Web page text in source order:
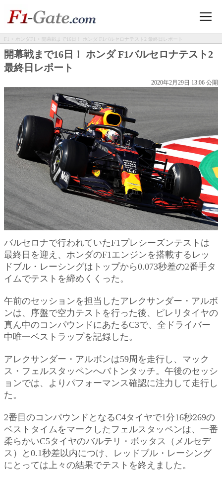
F1 > ホンダF1 > 開幕戦まで16日！ ホンダ F1バルセロナテスト2 最終日レポート
開幕戦まで16日！ ホンダ F1バルセロナテスト2
最終日レポート
2020年2月29日 13:06 公開
バルセロナで行われていたF1プレシーズンテストは
最終日を迎え、ホンダのF1エンジンを搭載するレッ
ドブル・レーシングはトップから0.073秒差の2番手タ
イムでテストを締めくくった。
午前のセッションを担当したアレクサンダー・アルボ
ンは、序盤で空力テストを行った後、ピレリタイヤの
真ん中のコンパウンドにあたるC3で、全ドライバー
中唯一ベストラップを記録した。
アレクサンダー・アルボンは59周を走行し、マック
ス・フェルスタッペンへバトンタッチ。午後のセッシ
ョンでは、よりパフォーマンス確認に注力して走行し
た。
2番目のコンパウンドとなるC4タイヤで1分16秒269の
ベストタイムをマークしたフェルスタッペンは、一番
柔らかいC5タイヤのバルテリ・ボッタス（メルセデ
ス）と0.1秒差以内につけ、レッドブル・レーシング
にとっては上々の結果でテストを終えました。